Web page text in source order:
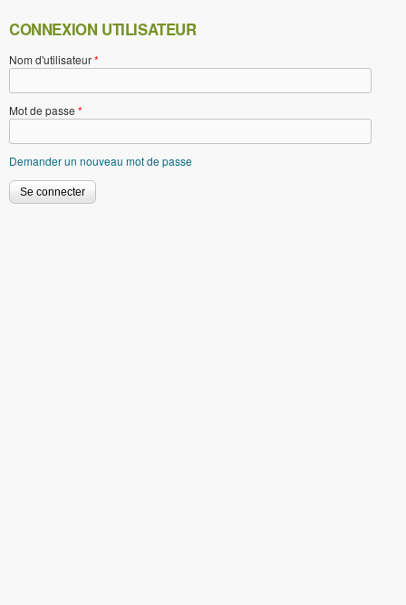
CONNEXION UTILISATEUR
Nom d'utilisateur*
Mot de passe *
Demander un nouveau mot de passe